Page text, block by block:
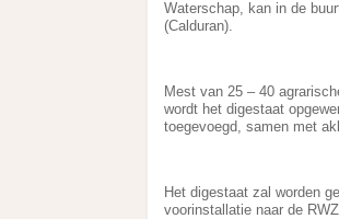
Waterschap, kan in de
(Calduran).
Mest van 25 – 40
wordt het digestaat
toegevoegd, samen met
Het digestaat zal worden
voorinstallatie naar de